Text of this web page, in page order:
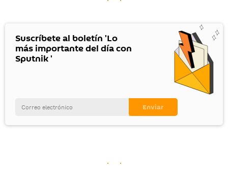
Suscríbete al boletín 'Lo
más importante del día con
Sputnik '